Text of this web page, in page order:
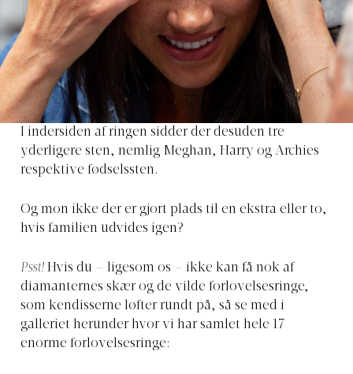
I indersiden af ringen sidder der desuden tre
yderligere sten, nemlig Meghan, Harry og Archies
respektive fødselssten.
Og mon ikke der er gjort plads til en ekstra eller to,
hvis familien udvides igen?
Psst! Hvis du – ligesom os – ikke kan få nok af
diamanternes skær og de vilde forlovelsesringe,
som kendisserne løfter rundt på, så se med i
galleriet herunder hvor vi har samlet hele 17
enorme forlovelsesringe: